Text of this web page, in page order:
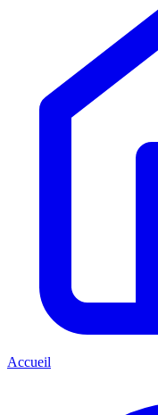
Accueil